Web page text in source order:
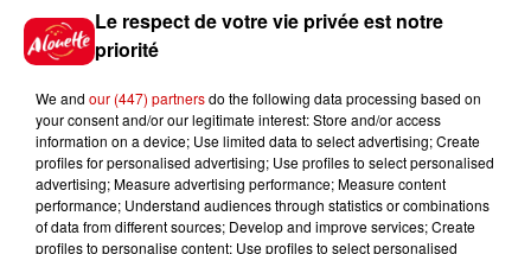
Gagnez vos places pour le
Festival du Roi Arthur 2026 !
Gagnez vos entrées pour le
Musée du Sport Automobile au
Mans !
Le respect de votre vie privée est notre
priorité
We and our (447) partnersdo the following data processing based on
your consent and/or our legitimate interest: Store and/or access
information on a device; Use limited data to select advertising; Create
profiles for personalised advertising; Use profiles to select personalised
advertising; Measure advertising performance; Measure content
performance; Understand audiences through statistics or combinations
of data from different sources; Develop and improve services; Create
profiles to personalise content; Use profiles to select personalised